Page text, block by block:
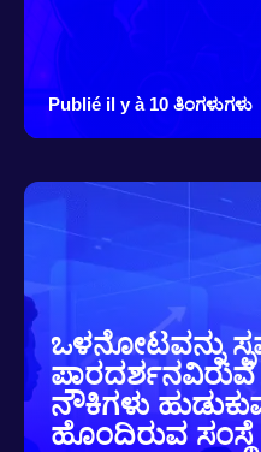
Publié il y à 10 ತಿಂಗಳುಗಳು
ಒಳನೋಟವನ್ನು
ಪಾರದರ್ಶನವಿರುವ
ನೌಕಿಗಳು
ಹೊಂದಿರುವ ಸಂಸ್ಥೆ